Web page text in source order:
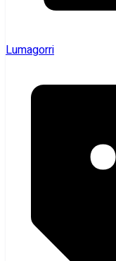
Lumagorri